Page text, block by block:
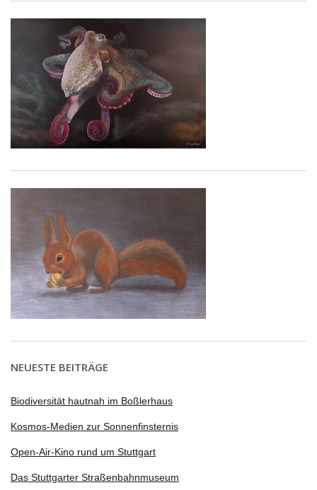
NEUESTE BEITRÄGE
Biodiversität hautnah im Boßlerhaus
Kosmos-Medien zur Sonnenfinsternis
Open-Air-Kino rund um Stuttgart
Das Stuttgarter Straßenbahnmuseum